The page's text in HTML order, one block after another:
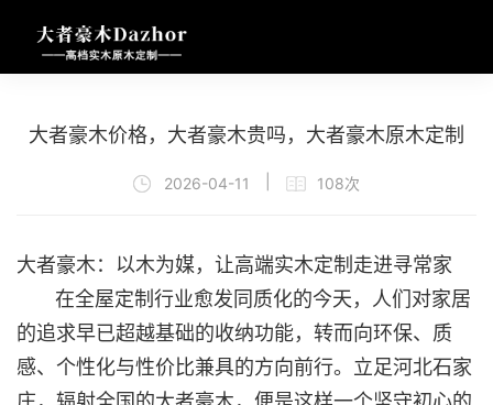
大者豪木价格，大者豪木贵吗，大者豪木原木定制
2026-04-11 108次
大者豪木：以木为媒，让高端实木定制走进寻常家
在全屋定制行业愈发同质化的今天，人们对家居
的追求早已超越基础的收纳功能，转而向环保、质
感、个性化与性价比兼具的方向前行。立足河北石家